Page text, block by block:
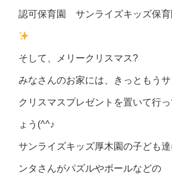
認可保育園 サンライズキッズ保
そして、メリークリスマス?
みなさんのお家には、きっともう
クリスマスプレゼントを置いて行
ょう(^^♪
サンライズキッズ厚木園の子ども
ンタさんがパズルやボールなどの